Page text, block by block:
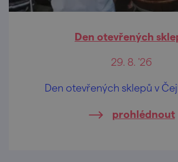
Den otevřených
29. 8. '26
Den otevřených sklepů v
prohlédnout